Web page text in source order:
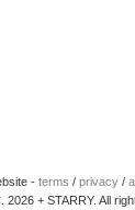
- terms / privacy /
+ STARRY. All